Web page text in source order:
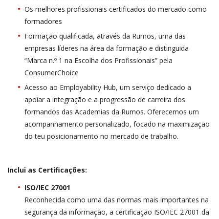
Os melhores profissionais certificados do mercado como
formadores
Formação qualificada, através da Rumos, uma das
empresas líderes na área da formação e distinguida
“Marca n.º 1 na Escolha dos Profissionais” pela
ConsumerChoice
Acesso ao Employability Hub, um serviço dedicado a
apoiar a integração e a progressão de carreira dos
formandos das Academias da Rumos. Oferecemos um
acompanhamento personalizado, focado na maximização
do teu posicionamento no mercado de trabalho.
Inclui as Certificações:
ISO/IEC 27001
Reconhecida como uma das normas mais importantes na
segurança da informação, a certificação ISO/IEC 27001 da